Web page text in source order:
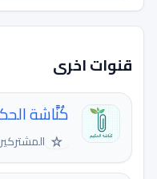
قنوات اخرى
كُنَّاشة
☆ المشتركين: